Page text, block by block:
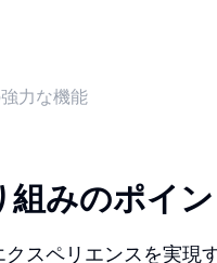
力な機能
みのポイン
スペリエンスを実現